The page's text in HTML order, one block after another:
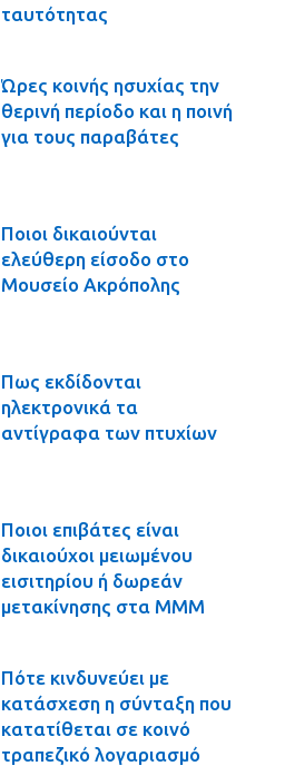
ταυτότητας
Ώρες κοινής ησυχίας την
θερινή περίοδο και η ποινή
για τους παραβάτες
Ποιοι δικαιούνται
ελεύθερη είσοδο στο
Μουσείο Ακρόπολης
Πως εκδίδονται
ηλεκτρονικά τα
αντίγραφα των πτυχίων
Ποιοι επιβάτες είναι
δικαιούχοι μειωμένου
εισιτηρίου ή δωρεάν
μετακίνησης στα ΜΜΜ
Πότε κινδυνεύει με
κατάσχεση η σύνταξη που
κατατίθεται σε κοινό
τραπεζικό λογαριασμό